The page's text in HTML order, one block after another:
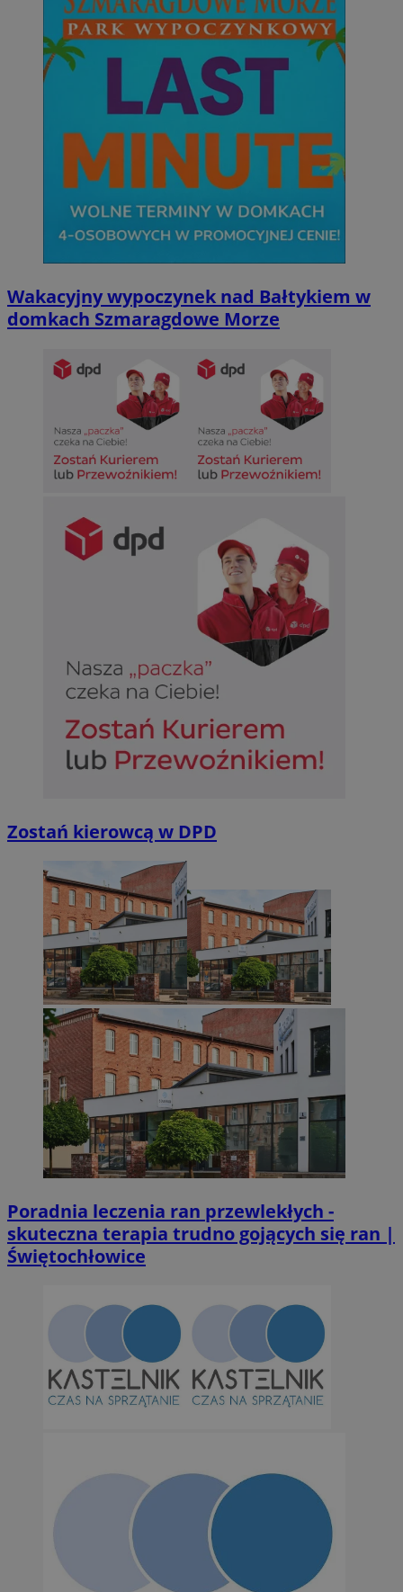
Wakacyjny wypoczynek nad Bałtykiem w
domkach Szmaragdowe Morze
Zostań kierowcą w DPD
Poradnia leczenia ran przewlekłych -
skuteczna terapia trudno gojących się ran |
Świętochłowice